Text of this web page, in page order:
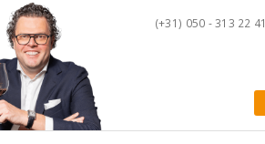
(+31) 050 - 313 22 41